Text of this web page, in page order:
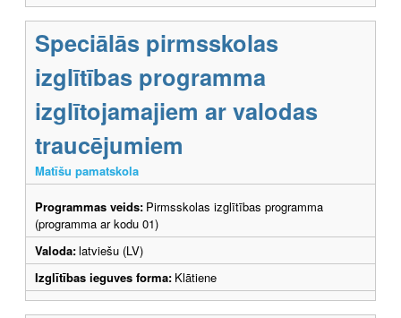
Speciālās pirmsskolas
izglītības programma
izglītojamajiem ar valodas
traucējumiem
Matīšu pamatskola
Programmas veids: Pirmsskolas izglītības programma
(programma ar kodu 01)
Valoda:latviešu (LV)
Izglītības ieguves forma: Klātiene